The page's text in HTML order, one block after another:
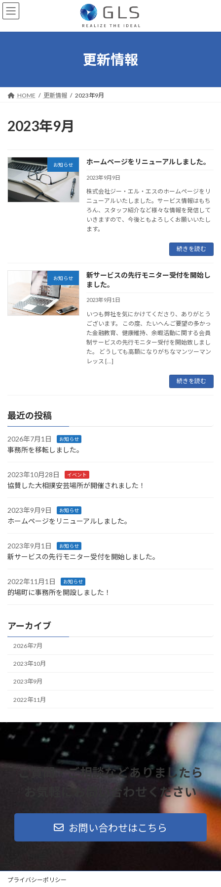
コ
ン
ン
ナ
ビ
ー
更新情報
HOME 更新情報 2023年9月
2023年9月
お知らせ ホームページをリニューアルしました。
2023年9月9日
株式会社ジー・エル・エスのホームページをリ
ニューアルいたしました。サービス情報はもち
ろん、スタッフ紹介など様々な情報を発信して
いきますので、今後ともよろしくお願いいたし
ます。
続きを読む
お知らせ
新サービスの先行モニター受付を開始し
ました。
2023年9月1日
いつも弊社を気にかけてくださり、ありがとう
ございます。 この度、たいへんご要望の多かっ
た金融教育、健康維持、余暇活動に関する会員
制サービスの先行モニター受付を開始致しまし
た。 どうしても高額になりがちなマンツーマン
レッス […]
続きを読む
最近の投稿
2026年7月1日 お知らせ
事務所を移転しました。
2023年10月28日 イベント
協賛した大相撲安芸場所が開催されました！
2023年9月9日 お知らせ
ホームページをリニューアルしました。
2023年9月1日 お知らせ
新サービスの先行モニター受付を開始しました。
2022年11月1日 お知らせ
的場町に事務所を開設しました！
アーカイブ
2026年7月
2023年10月
2023年9月
2022年11月
ご質問・ご相談などありましたら
お気軽にお問い合わせください
お問い合わせはこちら
プライバシーポリシー